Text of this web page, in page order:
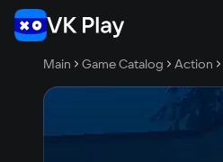
Main Game Catalog Action